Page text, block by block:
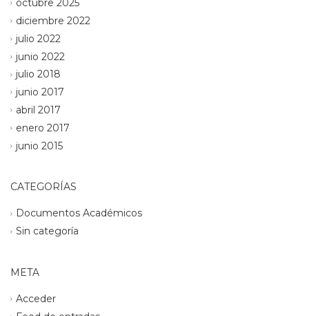
octubre 2025
diciembre 2022
julio 2022
junio 2022
julio 2018
junio 2017
abril 2017
enero 2017
junio 2015
CATEGORÍAS
Documentos Académicos
Sin categoría
META
Acceder